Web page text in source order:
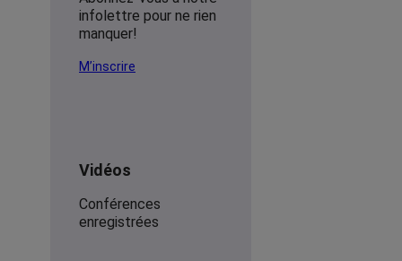
infolettre pour ne rien
manquer!
M’inscrire
Vidéos
Conférences
enregistrées